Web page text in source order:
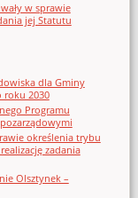
w sprawie
jej Statutu
dla Gminy
roku 2030
Programu
określenia trybu
zadania
Olsztynek –